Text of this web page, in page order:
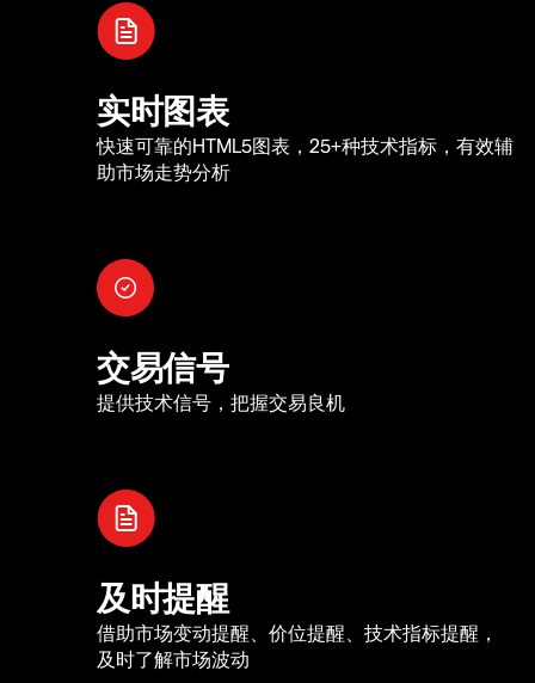
实时图表
快速可靠的HTML5图表，25+种技术指标，有效辅
助市场走势分析
交易信号
提供技术信号，把握交易良机
及时提醒
借助市场变动提醒、价位提醒、技术指标提醒，
及时了解市场波动